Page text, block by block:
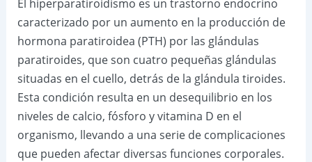
El hiperparatiroidismo es un trastorno endocrino
caracterizado por un aumento en la producción de
hormona paratiroidea (PTH) por las glándulas
paratiroides, que son cuatro pequeñas glándulas
situadas en el cuello, detrás de la glándula tiroides.
Esta condición resulta en un desequilibrio en los
niveles de calcio, fósforo y vitamina D en el
organismo, llevando a una serie de complicaciones
que pueden afectar diversas funciones corporales.